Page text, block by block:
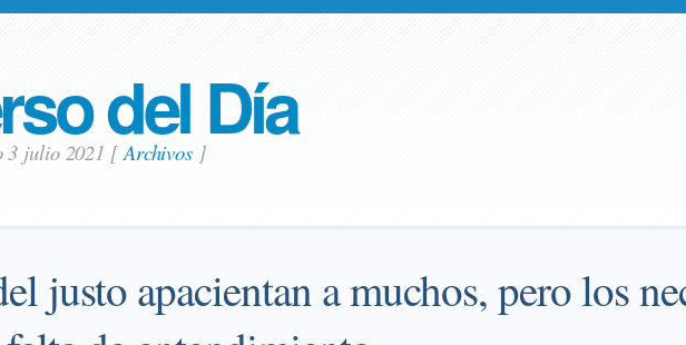
del Día
3 julio 2021 [Archivos ]
justo apacientan a muchos, pero los